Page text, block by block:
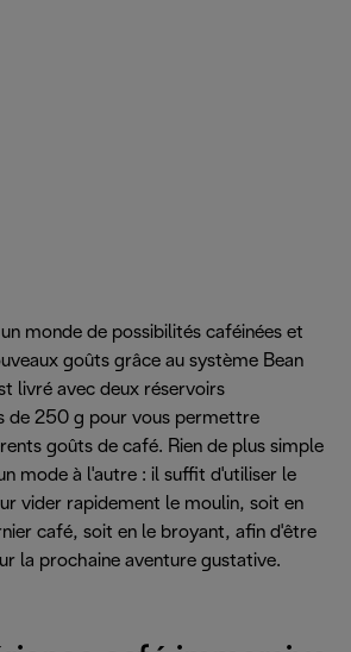
monde de possibilités caféinées et
goûts grâce au système Bean
livré avec deux réservoirs
de 250 g pour vous permettre
goûts de café. Rien de plus simple
mode à l'autre : il suffit d'utiliser le
vider rapidement le moulin, soit en
café, soit en le broyant, afin d'être
la prochaine aventure gustative.